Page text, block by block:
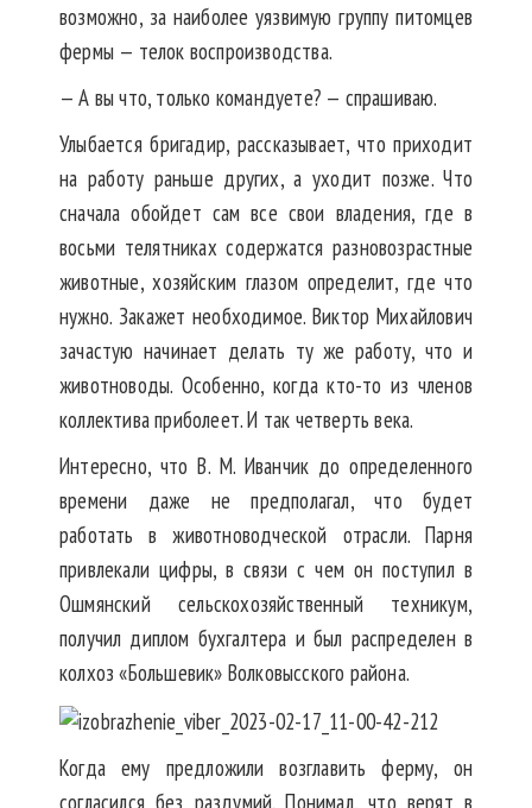
возможно, за наиболее уязвимую группу питомцев
фермы — телок воспроизводства.
— А вы что, только командуете? — спрашиваю.
Улыбается бригадир, рассказывает, что приходит
на работу раньше других, а уходит позже. Что
сначала обойдет сам все свои владения, где в
восьми телятниках содержатся разновозрастные
животные, хозяйским глазом определит, где что
нужно. Закажет необходимое. Виктор Михайлович
зачастую начинает делать ту же работу, что и
животноводы. Особенно, когда кто-то из членов
коллектива приболеет. И так четверть века.
Интересно, что В. М. Иванчик до определенного
времени даже не предполагал, что будет
работать в животноводческой отрасли. Парня
привлекали цифры, в связи с чем он поступил в
Ошмянский сельскохозяйственный техникум,
получил диплом бухгалтера и был распределен в
колхоз «Большевик» Волковысского района.
Когда ему предложили возглавить ферму, он
согласился без раздумий. Понимал, что верят в